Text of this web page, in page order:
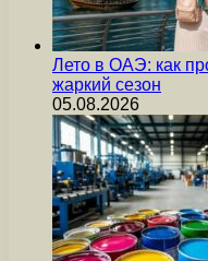
Лето в ОАЭ: как
жаркий сезон
05.08.2026